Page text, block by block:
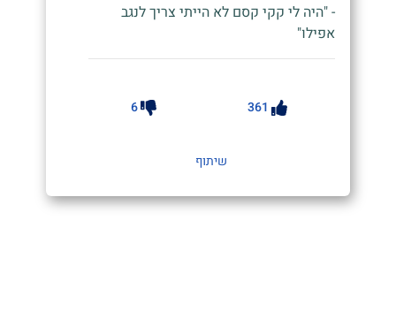
- "היה לי קקי קסם לא הייתי צריך לנגב
אפילו"
361
6
שיתוף